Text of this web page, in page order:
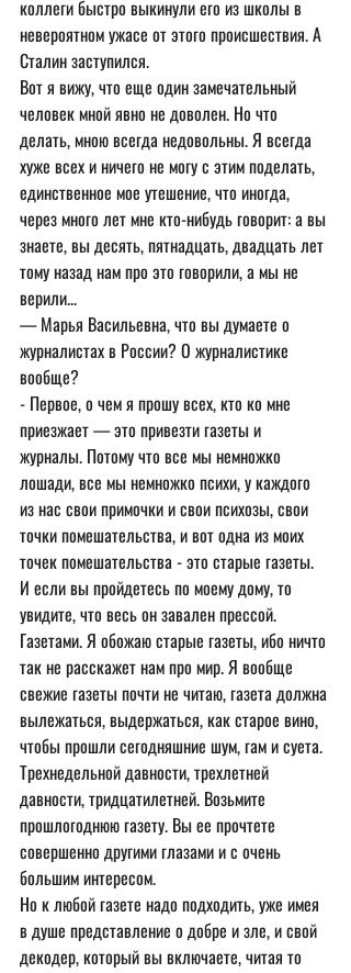
коллеги быстро выкинули его из школы в
невероятном ужасе от этого происшествия. А
Сталин заступился.
Вот я вижу, что еще один замечательный
человек мной явно не доволен. Но что
делать, мною всегда недовольны. Я всегда
хуже всех и ничего не могу с этим поделать,
единственное мое утешение, что иногда,
через много лет мне кто-нибудь говорит: а вы
знаете, вы десять, пятнадцать, двадцать лет
тому назад нам про это говорили, а мы не
верили...
— Марья Васильевна, что вы думаете о
журналистах в России? О журналистике
вообще?
- Первое, о чем я прошу всех, кто ко мне
приезжает — это привезти газеты и
журналы. Потому что все мы немножко
лошади, все мы немножко психи, у каждого
из нас свои примочки и свои психозы, свои
точки помешательства, и вот одна из моих
точек помешательства - это старые газеты.
И если вы пройдетесь по моему дому, то
увидите, что весь он завален прессой.
Газетами. Я обожаю старые газеты, ибо ничто
так не расскажет нам про мир. Я вообще
свежие газеты почти не читаю, газета должна
вылежаться, выдержаться, как старое вино,
чтобы прошли сегодняшние шум, гам и суета.
Трехнедельной давности, трехлетней
давности, тридцатилетней. Возьмите
прошлогоднюю газету. Вы ее прочтете
совершенно другими глазами и с очень
большим интересом.
Но к любой газете надо подходить, уже имея
в душе представление о добре и зле, и свой
декодер, который вы включаете, читая то